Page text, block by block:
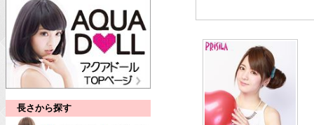
長さから探す